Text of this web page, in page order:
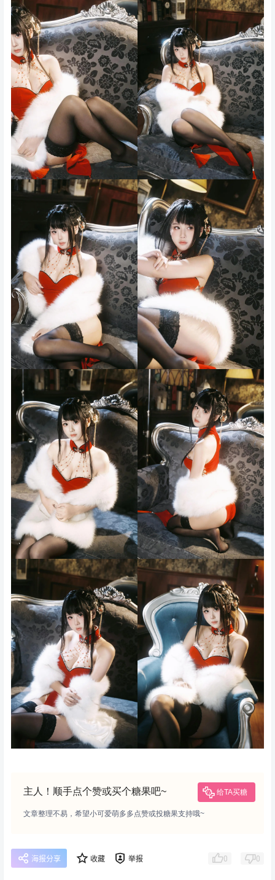
主人！顺手点个赞或买个糖果吧~ 给TA买糖
文章整理不易，希望小可爱萌多多点赞或投糖果支持哦~
海报分享 收藏 举报 0 0